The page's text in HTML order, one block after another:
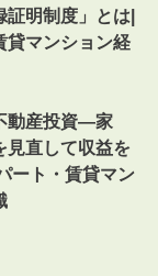
証明制度」とは|
貸マンション経
動産投資―家
見直して収益を
ート・賃貸マン